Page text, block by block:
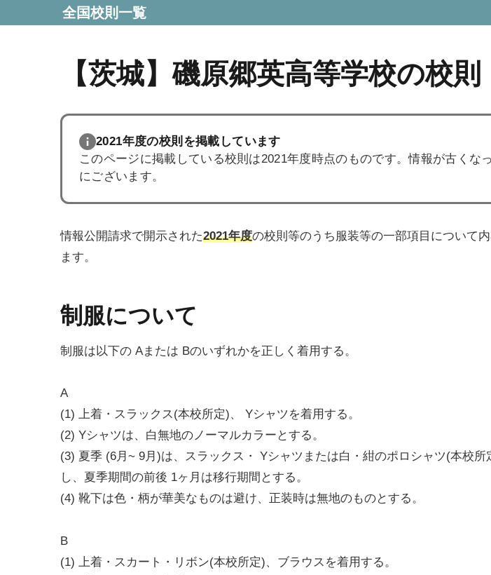
全国校則一覧
【茨城】磯原郷英高等学校の校則
2021年度の校則を掲載しています
このページに掲載している校則は2021年度時点のものです。情報が古くな
にございます。
情報公開請求で開示された2021年度の校則等のうち服装等の一部項目について
ます。
制服について
制服は以下の Aまたは Bのいずれかを正しく着用する。
A
(1) 上着・スラックス(本校所定)、 Yシャツを着用する。
(2) Yシャツは、白無地のノーマルカラーとする。
(3) 夏季 (6月~ 9月)は、スラックス・ Yシャツまたは白・紺のポロシャツ(本校
し、夏季期間の前後 1ヶ月は移行期間とする。
(4) 靴下は色・柄が華美なものは避け、正装時は無地のものとする。
B
(1) 上着・スカート・リボン(本校所定)、ブラウスを着用する。